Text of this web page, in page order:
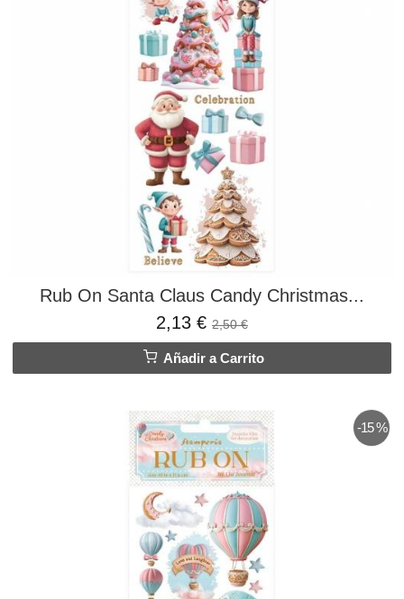
Rub On Santa Claus Candy Christmas...
2,13 € 2,50 €
Añadir a Carrito
-15 %